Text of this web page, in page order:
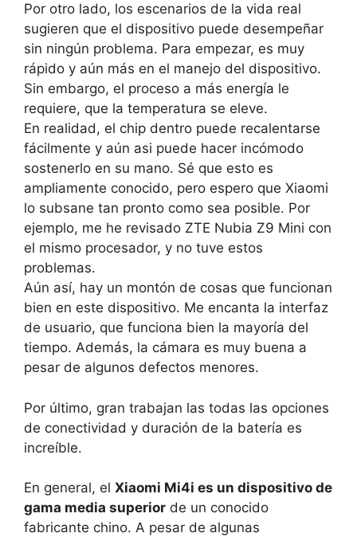
Por otro lado, los escenarios de la vida real
sugieren que el dispositivo puede desempeñar
sin ningún problema. Para empezar, es muy
rápido y aún más en el manejo del dispositivo.
Sin embargo, el proceso a más energía le
requiere, que la temperatura se eleve.
En realidad, el chip dentro puede recalentarse
fácilmente y aún asi puede hacer incómodo
sostenerlo en su mano. Sé que esto es
ampliamente conocido, pero espero que Xiaomi
lo subsane tan pronto como sea posible. Por
ejemplo, me he revisado ZTE Nubia Z9 Mini con
el mismo procesador, y no tuve estos
problemas.
Aún así, hay un montón de cosas que funcionan
bien en este dispositivo. Me encanta la interfaz
de usuario, que funciona bien la mayoría del
tiempo. Además, la cámara es muy buena a
pesar de algunos defectos menores.
Por último, gran trabajan las todas las opciones
de conectividad y duración de la batería es
increíble.
En general, el Xiaomi Mi4i es un dispositivo de
gama media superior de un conocido
fabricante chino. A pesar de algunas